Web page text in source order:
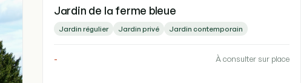
Jardin de la ferme bleue
Jardin régulier Jardin privé Jardin contemporain
- À consulter sur place